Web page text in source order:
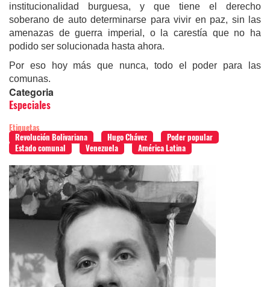
institucionalidad burguesa, y que tiene el derecho
soberano de auto determinarse para vivir en paz, sin las
amenazas de guerra imperial, o la carestía que no ha
podido ser solucionada hasta ahora.
Por eso hoy más que nunca, todo el poder para las
comunas.
Categoria
Especiales
Etiquetas
Revolución Bolivariana
Hugo Chávez
Poder popular
Estado comunal
Venezuela América Latina